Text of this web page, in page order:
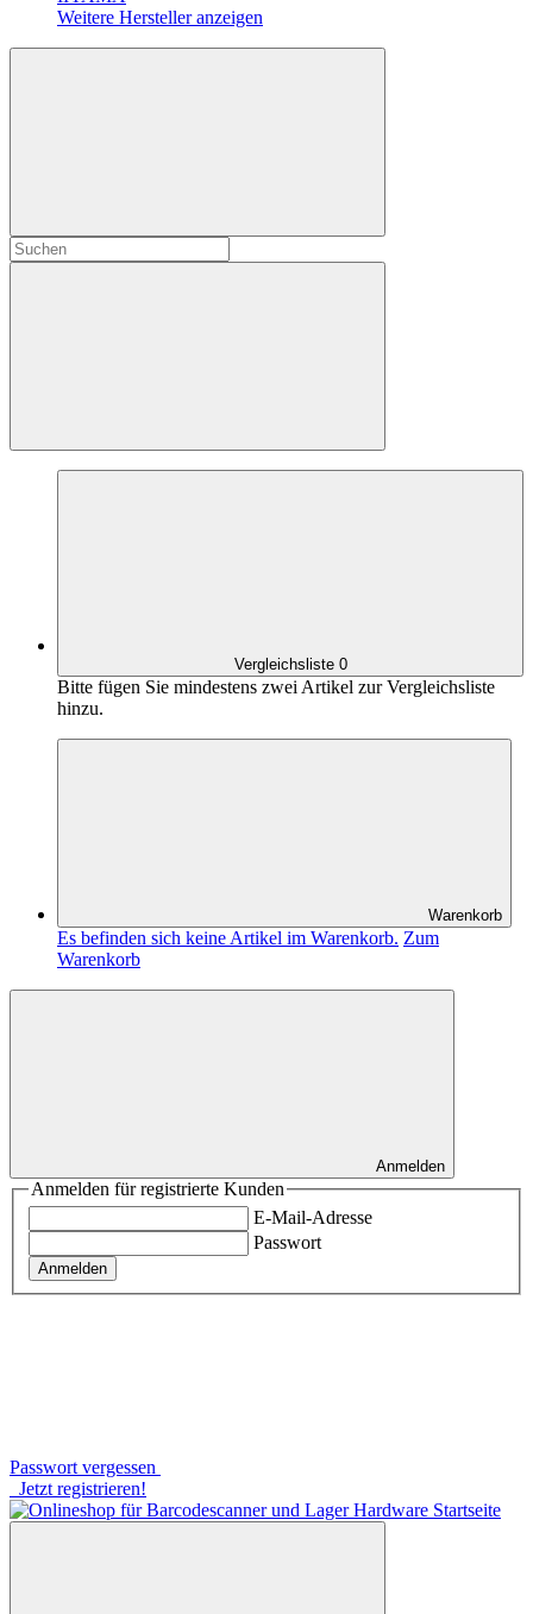
Weitere Hersteller anzeigen
Vergleichsliste 0
Bitte fügen Sie mindestens zwei Artikel zur Vergleichsliste
hinzu.
Warenkorb
Es befinden sich keine Artikel im Warenkorb. Zum
Warenkorb
Anmelden
Anmelden für registrierte Kunden
E-Mail-Adresse
Passwort
Anmelden
Passwort vergessen
Jetzt registrieren!